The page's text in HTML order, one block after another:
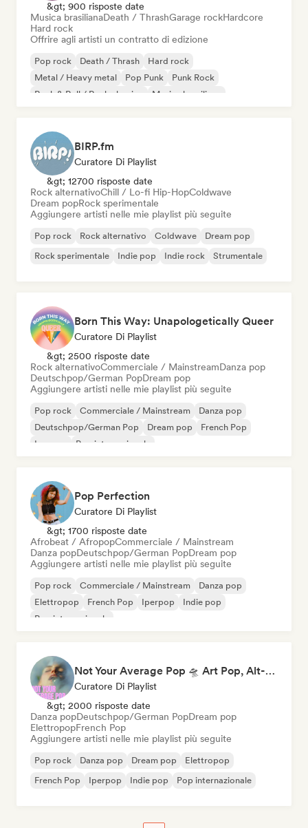
&gt; 900 risposte date
Musica brasilianaDeath / ThrashGarage rockHardcore
Hard rock
Offrire agli artisti un contratto di edizione
Pop rock Death / Thrash
Hard rock
Metal / Heavy metal
Pop Punk
Punk Rock
Rock & Roll / Rock classico
Musica brasiliana
BIRP.fm
Curatore Di Playlist
&gt; 12700 risposte date
Rock alternativoChill / Lo-fi Hip-HopColdwave
Dream popRock sperimentale
Aggiungere artisti nelle mie playlist più seguite
Pop rock Rock alternativo Coldwave
Dream pop
Rock sperimentale
Indie pop Indie rock Strumentale
Born This Way: Unapologetically Queer
Curatore Di Playlist
&gt; 2500 risposte date
Rock alternativoCommerciale / MainstreamDanza pop
Deutschpop/German PopDream pop
Aggiungere artisti nelle mie playlist più seguite
Pop rock Commerciale / Mainstream
Danza pop
Deutschpop/German Pop
Dream pop
French Pop
Iperpop
Pop internazionale
Pop Perfection
Curatore Di Playlist
&gt; 1700 risposte date
Afrobeat / AfropopCommerciale / Mainstream
Danza popDeutschpop/German PopDream pop
Aggiungere artisti nelle mie playlist più seguite
Pop rock Commerciale / Mainstream
Danza pop
Elettropop
French Pop Iperpop
Indie pop
Pop internazionale
Not Your Average Pop 🛸 Art Pop, Alt-Pop & Indie Pop
Curatore Di Playlist
&gt; 2000 risposte date
Danza popDeutschpop/German PopDream pop
ElettropopFrench Pop
Aggiungere artisti nelle mie playlist più seguite
Pop rock Danza pop Dream pop
Elettropop
French Pop
Iperpop Indie pop Pop internazionale